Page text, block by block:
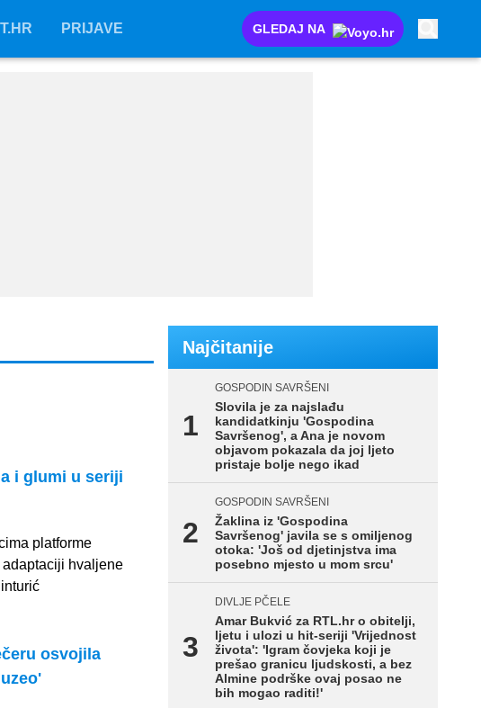
PRIJAVE GLEDAJ NA
i glumi u seriji
platforme
hvaljene
osvojila
Najčitanije
GOSPODIN SAVRŠENI
Slovila je za najslađu
kandidatkinju 'Gospodina
Savršenog', a Ana je novom
objavom pokazala da joj ljeto
pristaje bolje nego ikad
GOSPODIN SAVRŠENI
Žaklina iz 'Gospodina
Savršenog' javila se s omiljenog
otoka: 'Još od djetinjstva ima
posebno mjesto u mom srcu'
DIVLJE PČELE
Amar Bukvić za RTL.hr o obitelji,
ljetu i ulozi u hit-seriji 'Vrijednost
života': 'Igram čovjeka koji je
prešao granicu ljudskosti, a bez
Almine podrške ovaj posao ne
bih mogao raditi!'
PRIJAVE GLEDAJ NA